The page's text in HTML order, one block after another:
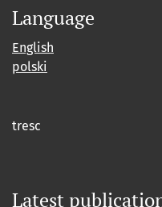
Language
English
polski
tresc
Latest